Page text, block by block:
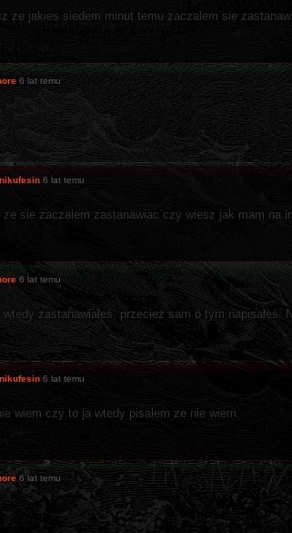
ze jakies siedem minut temu zaczalem sie
6 lat temu
6 lat temu
ze sie zaczalem zastanawiac czy wiesz jak mam na
6 lat temu
zastanawiałeś, przecież sam o tym napisałeś.
6 lat temu
wiem czy to ja wtedy pisalem ze nie wiem.
6 lat temu